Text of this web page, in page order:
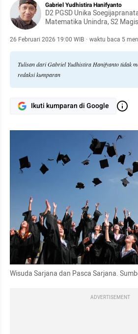
Gabriel Yudhistira Hanifyanto
D2 PGSD Unika Soegijapranata, S1
Matematika Unindra, S2 Magister Manajemen
Strada
26 Februari 2026 19:00 WIB · waktu baca 5
Tulisan dari Gabriel Yudhistira Hanifyanto tidak
redaksi kumparan
Ikuti kumparan di Google
Wisuda Sarjana dan Pasca Sarjana.
ADVERTISEMENT